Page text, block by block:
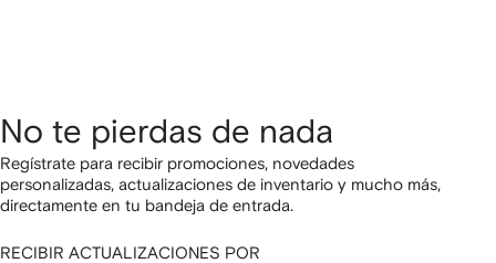
No te pierdas de nada
Regístrate para recibir promociones, novedades
personalizadas, actualizaciones de inventario y mucho más,
directamente en tu bandeja de entrada.
RECIBIR ACTUALIZACIONES POR